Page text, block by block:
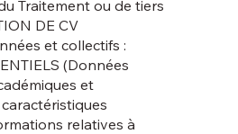
Traitement ou de tiers
DE CV
et collectifs :
(Données
et
relatives à